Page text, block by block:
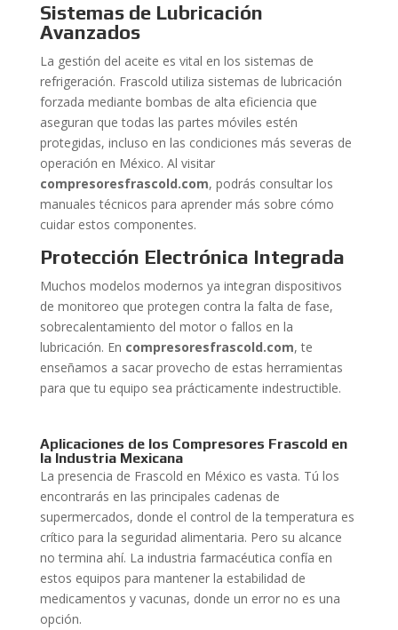
Sistemas de Lubricación
Avanzados
La gestión del aceite es vital en los sistemas de
refrigeración. Frascold utiliza sistemas de lubricación
forzada mediante bombas de alta eficiencia que
aseguran que todas las partes móviles estén
protegidas, incluso en las condiciones más severas de
operación en México. Al visitar
compresoresfrascold.com, podrás consultar los
manuales técnicos para aprender más sobre cómo
cuidar estos componentes.
Protección Electrónica Integrada
Muchos modelos modernos ya integran dispositivos
de monitoreo que protegen contra la falta de fase,
sobrecalentamiento del motor o fallos en la
lubricación. En compresoresfrascold.com, te
enseñamos a sacar provecho de estas herramientas
para que tu equipo sea prácticamente indestructible.
Aplicaciones de los Compresores Frascold en
la Industria Mexicana
La presencia de Frascold en México es vasta. Tú los
encontrarás en las principales cadenas de
supermercados, donde el control de la temperatura es
crítico para la seguridad alimentaria. Pero su alcance
no termina ahí. La industria farmacéutica confía en
estos equipos para mantener la estabilidad de
medicamentos y vacunas, donde un error no es una
opción.